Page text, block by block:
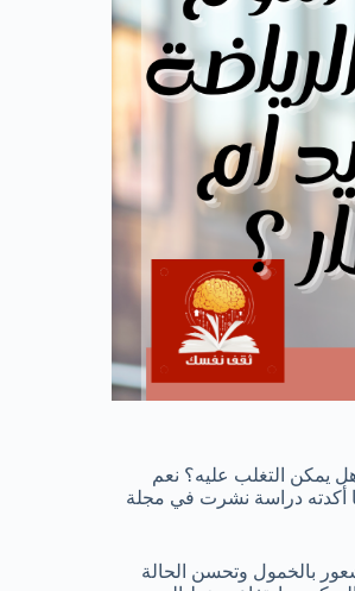
يمكن التغلب عليه؟ نعم
أكدته دراسة نشرت في مجلة
بالخمول وتحسن الحالة